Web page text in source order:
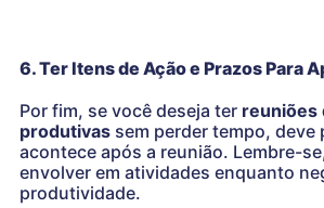
6. Ter Itens de Ação e Prazos Para
Por fim, se você deseja ter reuniões
produtivas sem perder tempo, deve
acontece após a reunião. Lembre-
envolver em atividades enquanto
produtividade.